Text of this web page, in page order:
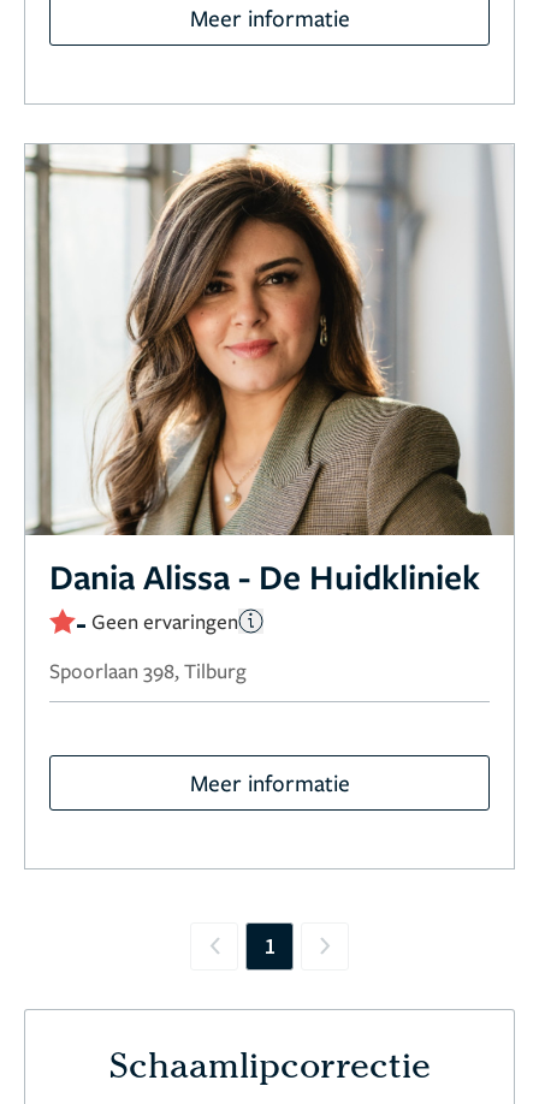
Meer informatie
Dania Alissa - De Huidkliniek
- Geen ervaringen
Spoorlaan 398, Tilburg
Meer informatie
Previous
1 Next
Schaamlipcorrectie